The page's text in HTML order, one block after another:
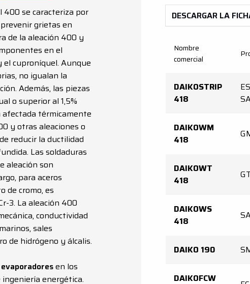
400 se caracteriza por
grietas en
de la aleación 400 y
en el
el cuproníquel. Aunque
no igualan la
Además, las piezas
o superior al 1,5%
térmicamente
y otras aleaciones o
reducir la ductilidad
Las soldaduras
aleación son
para aceros
de cromo, es
3. La aleación 400
conductividad
sales
de hidrógeno y álcalis.
en los
energética.
DESCARGAR LA
Nombre
comercial
DAIKOSTRIP
418
DAIKOWM
418
DAIKOWT
418
DAIKOWS
418
DAIKO 190
DAIKOFCW